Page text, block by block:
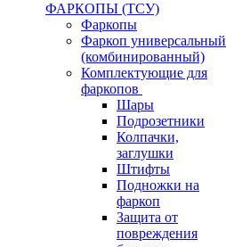
ФАРКОПЫ (ТСУ)
Фаркопы
Фаркоп универсальный
(комбинированный)
Комплектующие для
фаркопов
Шары
Подрозетники
Колпачки,
заглушки
Штифты
Подножки на
фаркоп
Защита от
повреждения